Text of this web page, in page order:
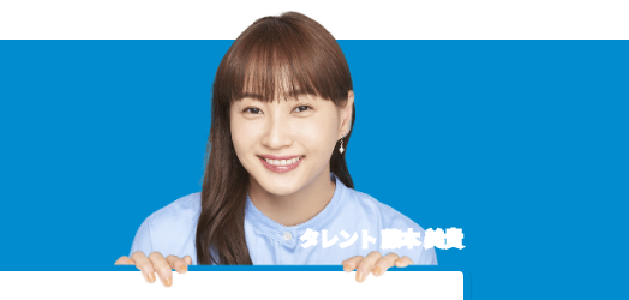
タレント 藤本 美貴